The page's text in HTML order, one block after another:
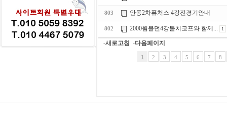
803 안동2차퓨처스 4강전경기안내
802 2000윔블던4강볼치코프와 함께... 1
-새로고침 -다음페이지
1 2 3 4 5 6 7 8